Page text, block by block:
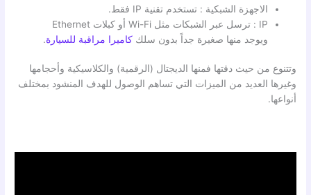
الاجهزة الشبكية : تستخدم تقنية IP فقط.
IP : ترسل عبر الشبكات مثل Wi-Fi أو كبلات Ethernet
ويوجد منها صغيرة جداً بدون سلككاميرا مراقبة للسيارة.
وتتنوع من حيث دقتها فمنها الديجتال (الرقمية) والكلاسيكية وأحجامها
وغيرها العديد من الميزات التي تساهم الوصول للهدف المنشود بمختلف
أنواعها.